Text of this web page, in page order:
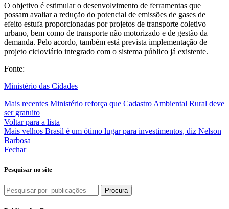
O objetivo é estimular o desenvolvimento de ferramentas que
possam avaliar a redução do potencial de emissões de gases de
efeito estufa proporcionadas por projetos de transporte coletivo
urbano, bem como de transporte não motorizado e de gestão da
demanda. Pelo acordo, também está prevista implementação de
projeto cicloviário integrado com o sistema público já existente.
Fonte:
Ministério das Cidades
Mais recentes Ministério reforça que Cadastro Ambiental Rural deve
ser gratuito
Voltar para a lista
Mais velhos Brasil é um ótimo lugar para investimentos, diz Nelson
Barbosa
Fechar
Pesquisar no site
Procura